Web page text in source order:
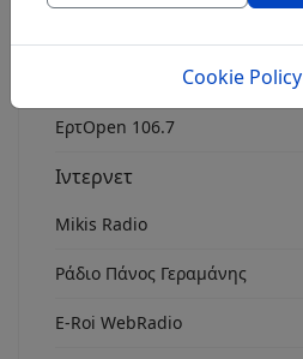
ΕρτOpen 106.7
Ιντερνετ
Mikis Radio
Ράδιο Πάνος Γεραμάνης
Ε-Roi WebRadio
Cookie Policy